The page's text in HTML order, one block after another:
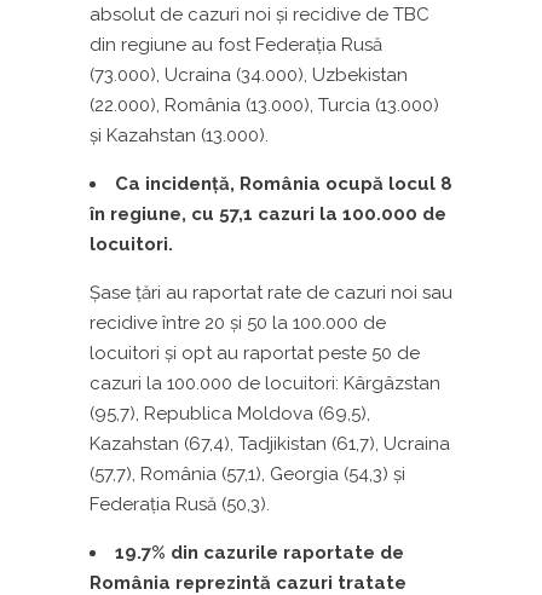
absolut de cazuri noi şi recidive de TBC
din regiune au fost Federația Rusă
(73.000), Ucraina (34.000), Uzbekistan
(22.000), România (13.000), Turcia (13.000)
și Kazahstan (13.000).
Ca incidenţă, România ocupă locul 8
în regiune, cu 57,1 cazuri la 100.000 de
locuitori.
Șase ţări au raportat rate de cazuri noi sau
recidive între 20 și 50 la 100.000 de
locuitori și opt au raportat peste 50 de
cazuri la 100.000 de locuitori: Kârgâzstan
(95,7), Republica Moldova (69,5),
Kazahstan (67,4), Tadjikistan (61,7), Ucraina
(57,7), România (57,1), Georgia (54,3) și
Federația Rusă (50,3).
19.7% din cazurile raportate de
România reprezintă cazuri tratate